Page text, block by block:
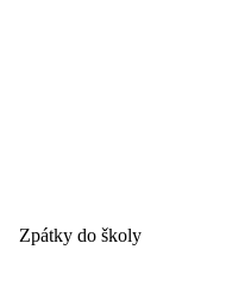
Zpátky do školy